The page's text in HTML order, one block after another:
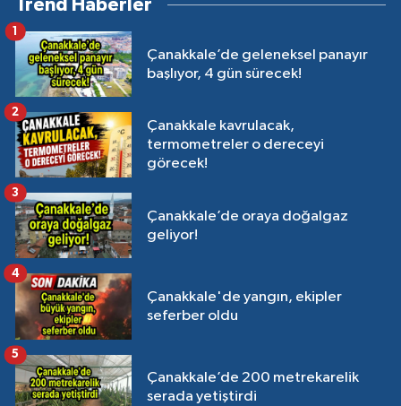
Trend Haberler
Çanakkale’de geleneksel panayır
başlıyor, 4 gün sürecek!
1
Çanakkale kavrulacak,
termometreler o dereceyi
görecek!
2
Çanakkale’de oraya doğalgaz
geliyor!
3
Çanakkale'de yangın, ekipler
seferber oldu
4
Çanakkale’de 200 metrekarelik
serada yetiştirdi
5